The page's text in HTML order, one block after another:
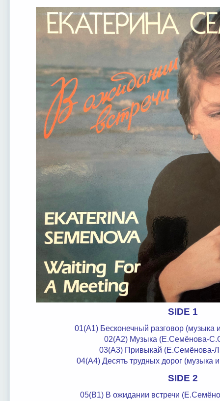
SIDE 1
01(A1) Бесконечный разговор (музыка
02(A2) Музыка (Е.Семёнова-
03(A3) Привыкай (Е.Семёнова-
04(A4) Десять трудных дорог (музыка
SIDE 2
05(B1) В ожидании встречи